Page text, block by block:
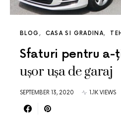
BLOG CASA SI GRADINA
Sfaturi pentru a-
ușor ușa de garaj
SEPTEMBER 13, 2020 1.1K VIEWS